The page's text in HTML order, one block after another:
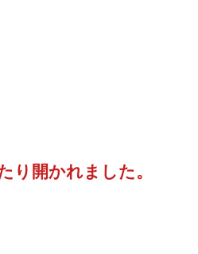
り開かれました。